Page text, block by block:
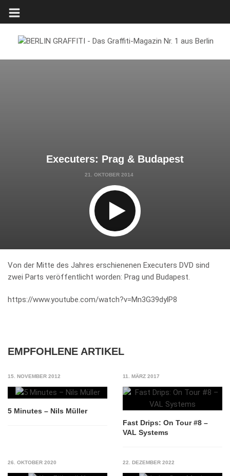
Executers: Prag & Budapest
21. OKTOBER 2014
Von der Mitte des Jahres erschienenen Executers DVD sind
zwei Parts veröffentlicht worden: Prag und Budapest.
https://www.youtube.com/watch?v=Mn3G39dylP8
EMPFOHLENE ARTIKEL
15. NOVEMBER 2012
5 Minutes – Nils Müller
11. MÄRZ 2017
Fast Drips: On Tour #8 –
VAL Systems
26. OKTOBER 2020 22. DEZEMBER 2022